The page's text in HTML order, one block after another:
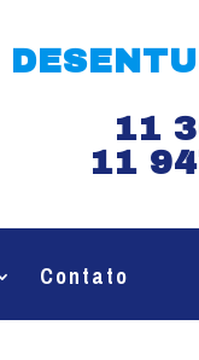
11
11
Contato